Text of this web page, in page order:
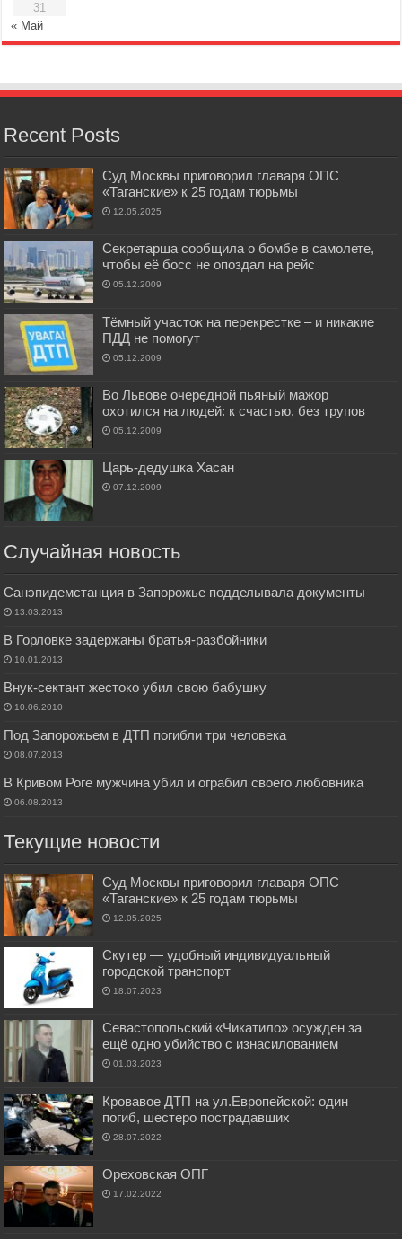
31
« Май
Recent Posts
Суд Москвы приговорил главаря ОПС
«Таганские» к 25 годам тюрьмы
12.05.2025
Секретарша сообщила о бомбе в самолете,
чтобы её босс не опоздал на рейс
05.12.2009
Тёмный участок на перекрестке – и никакие
ПДД не помогут
05.12.2009
Во Львове очередной пьяный мажор
охотился на людей: к счастью, без трупов
05.12.2009
Царь-дедушка Хасан
07.12.2009
Случайная новость
Санэпидемстанция в Запорожье подделывала документы
13.03.2013
В Горловке задержаны братья-разбойники
10.01.2013
Внук-сектант жестоко убил свою бабушку
10.06.2010
Под Запорожьем в ДТП погибли три человека
08.07.2013
В Кривом Роге мужчина убил и ограбил своего любовника
06.08.2013
Текущие новости
Суд Москвы приговорил главаря ОПС
«Таганские» к 25 годам тюрьмы
12.05.2025
Скутер — удобный индивидуальный
городской транспорт
18.07.2023
Севастопольский «Чикатило» осужден за
ещё одно убийство с изнасилованием
01.03.2023
Кровавое ДТП на ул.Европейской: один
погиб, шестеро пострадавших
28.07.2022
Ореховская ОПГ
17.02.2022